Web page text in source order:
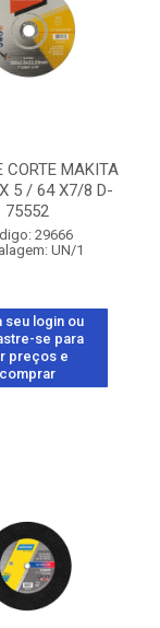
CORTE MAKITA
5 / 64 X7/8 D-
75552
29666
UN/1
seu login ou
se para
preços e
comprar